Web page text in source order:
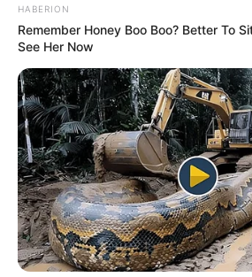
HABERION
Remember Honey Boo Boo? Better To
See Her Now